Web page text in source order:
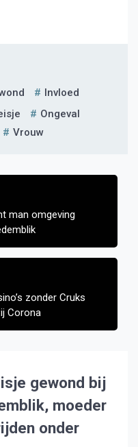
Invloed
Ongeval
Vrouw
man omgeving
zonder Cruks
Corona
gewond bij
moeder
onder